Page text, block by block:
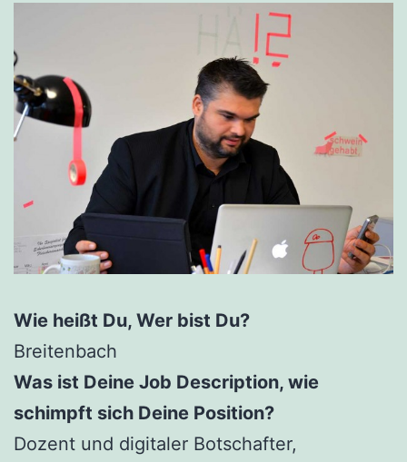
Wie heißt Du, Wer bist Du?
Breitenbach
Was ist Deine Job Description, wie
schimpft sich Deine Position?
Dozent und digitaler Botschafter,